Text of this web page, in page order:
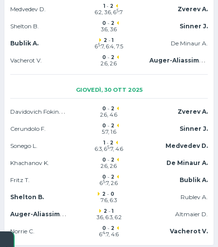
Medvedev D. 1- 2
6:2, 3:6, 65:7 Zverev A.
Shelton B. 0 - 2
3:6, 3:6 Sinner J.
Bublik A. 2 -1
65:7, 6:4, 7:5 De Minaur A.
Vacherot V. 0 - 2
2:6, 2:6 Auger-Aliassime F.
GIOVEDÌ, 30 OTT 2025
Davidovich Fokina A. 0 - 2
2:6, 4:6 Zverev A.
Cerundolo F. 0 - 2
5:7, 1:6 Sinner J.
Sonego L. 1- 2
6:3, 65:7, 4:6 Medvedev D.
Khachanov K. 0 - 2
2:6, 2:6 De Minaur A.
Fritz T. 0 - 2
65:7, 2:6 Bublik A.
Shelton B. 2 - 0
7:6, 6:3 Rublev A.
Auger-Aliassime F. 2 -1
3:6, 6:3, 6:2 Altmaier D.
Norrie C. 0 - 2
64:7, 4:6 Vacherot V.